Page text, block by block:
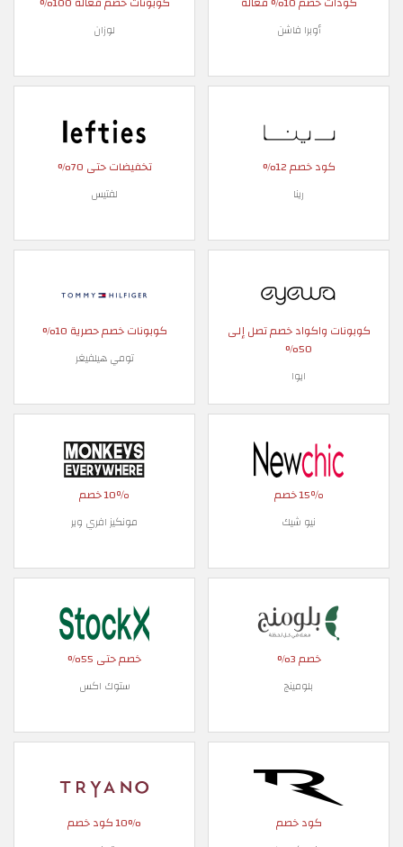
أوبرا فاشن لوزان
كود خصم 12%
رينا
تخفيضات حتى 70%
لفتيس
كوبونات واكواد خصم تصل إلى
50%
ايوا
كوبونات خصم حصرية 10%
تومي هيلفيغر
15٪ خصم
نيو شيك
10٪ خصم
مونكيز افري وير
خصم 3%
بلومينج
خصم حتى 55%
ستوك اكس
كود خصم 10% كود خصم